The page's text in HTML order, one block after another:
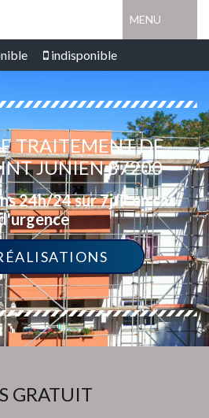
MENU
indisponible
TRAITEMENT DE
JUNIEN 87200
24h/24 sur 7j/7 en cas
GRATUIT